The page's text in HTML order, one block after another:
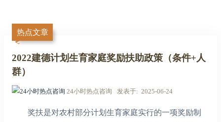
热点文章
2022建德计划生育家庭奖励扶助政策（条件+人
群）
24小时热点咨询 发表于 2025-06-24
奖扶是对农村部分计划生育家庭实行的一项奖励制